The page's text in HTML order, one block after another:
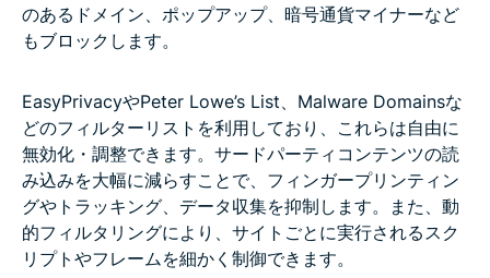
のあるドメイン、ポップアップ、暗号通貨マイナーなど
もブロックします。
EasyPrivacyやPeter Lowe’s List、Malware Domainsな
どのフィルターリストを利用しており、これらは自由に
無効化・調整できます。サードパーティコンテンツの読
み込みを大幅に減らすことで、フィンガープリンティン
グやトラッキング、データ収集を抑制します。また、動
的フィルタリングにより、サイトごとに実行されるスク
リプトやフレームを細かく制御できます。